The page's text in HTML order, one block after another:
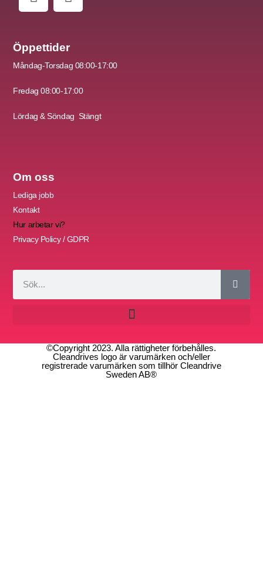
Öppettider
Måndag-Torsdag 08:00-17:00
Fredag 08:00-17:00
Lördag &Söndag Stängt
Om oss
Lediga jobb
Kontakt
Hur arbetar vi?
Privacy Policy / GDPR
©Copyright 2023. Alla rättigheter förbehålles.
Cleandrives logo är varumärken och/eller
registrerade varumärken som tillhör Cleandrive
Sweden AB®